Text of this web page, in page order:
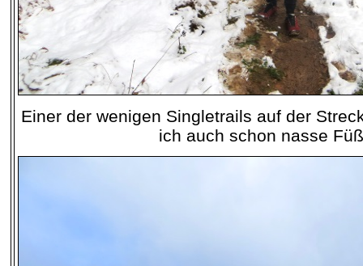
Einer der wenigen Singletrails auf der
ich auch schon nasse